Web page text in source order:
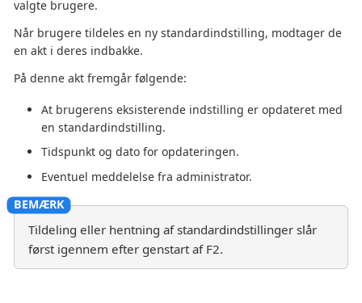
valgte brugere.
Når brugere tildeles en ny standardindstilling, modtager de
en akt i deres indbakke.
På denne akt fremgår følgende:
At brugerens eksisterende indstilling er opdateret med
en standardindstilling.
Tidspunkt og dato for opdateringen.
Eventuel meddelelse fra administrator.
Tildeling eller hentning af standardindstillinger slår
først igennem efter genstart af F2.